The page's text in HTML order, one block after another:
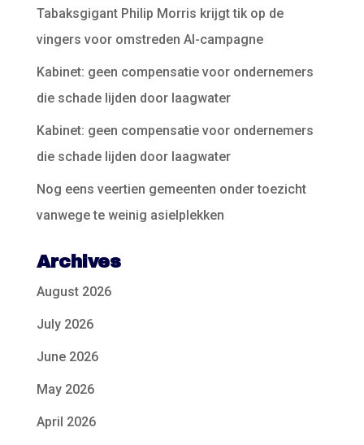
Tabaksgigant Philip Morris krijgt tik op de
vingers voor omstreden AI-campagne
Kabinet: geen compensatie voor ondernemers
die schade lijden door laagwater
Kabinet: geen compensatie voor ondernemers
die schade lijden door laagwater
Nog eens veertien gemeenten onder toezicht
vanwege te weinig asielplekken
Archives
August 2026
July 2026
June 2026
May 2026
April 2026